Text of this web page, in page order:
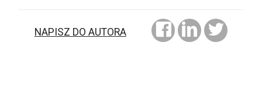
NAPISZ DO AUTORA